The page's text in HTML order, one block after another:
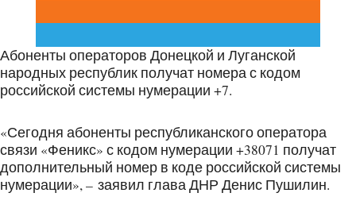
Абоненты операторов Донецкой и Луганской
народных республик получат номера с кодом
российской системы нумерации +7.
«Сегодня абоненты республиканского оператора
связи «Феникс» с кодом нумерации +38071 получат
дополнительный номер в коде российской системы
нумерации», – заявил глава ДНР Денис Пушилин.